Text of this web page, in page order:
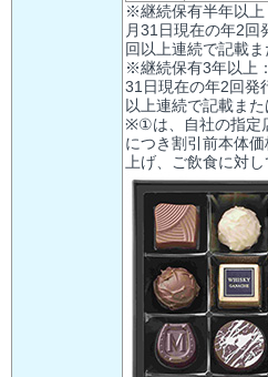
※継続保有半年以上
月31日現在の年2回
回以上連続で記載ま
※継続保有3年以上
31日現在の年2回発
以上連続で記載また
※①は、自社の指定
につき割引前本体
上げ、ご飲食に対し